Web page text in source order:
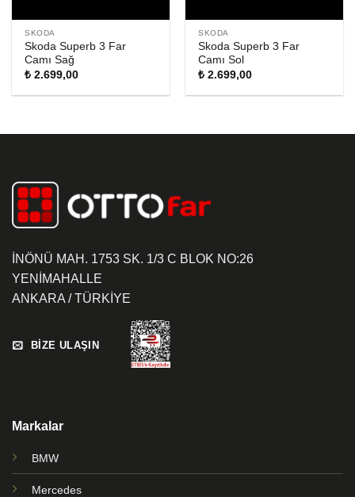
SKODA
Skoda Superb 3 Far
Camı Sağ
₺ 2.699,00
SKODA
Skoda Superb 3 Far
Camı Sol
₺ 2.699,00
İNÖNÜ MAH. 1753 SK. 1/3 C BLOK NO:26
YENİMAHALLE
ANKARA / TÜRKİYE
BİZE ULAŞIN
Markalar
BMW
Mercedes